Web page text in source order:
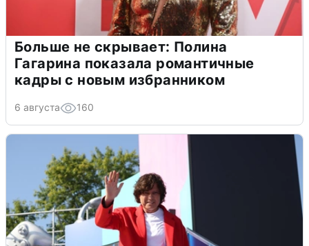
Больше не скрывает: Полина
Гагарина показала романтичные
кадры с новым избранником
6 августа 160